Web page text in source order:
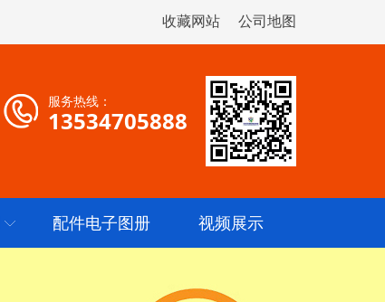
收藏网站 公司地图
服务热线：
13534705888
配件电子图册 视频展示